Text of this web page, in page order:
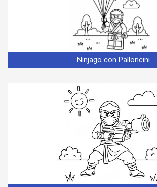
Ninjago con Palloncini